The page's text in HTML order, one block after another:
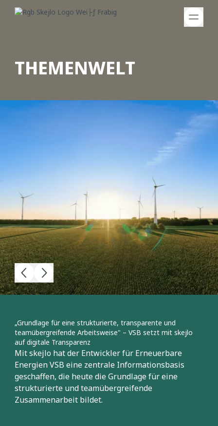
THEMENWELT
„Grundlage für eine strukturierte, transparente und
teamübergreifende Arbeitsweise" – VSB setzt mit skejlo
auf digitale Transparenz
Mit skejlo hat der Entwickler für Erneuerbare
Energien VSB eine zentrale Informationsbasis
geschaffen, die heute die Grundlage für eine
strukturierte und teamübergreifende
Zusammenarbeit bildet.